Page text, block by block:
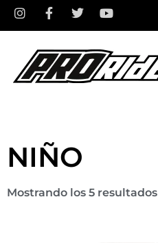
NIÑO
Mostrando los 5 resultados